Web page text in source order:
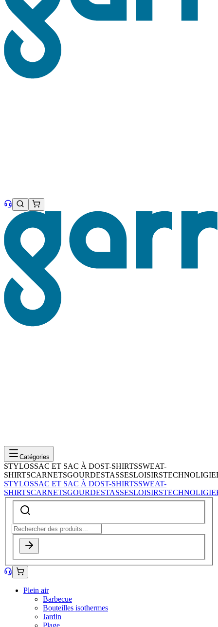
Catégories
STYLOSSAC ET SAC À DOST-SHIRTSSWEAT-
SHIRTSCARNETSGOURDESTASSESLOISIRSTECHNOLIGIE
STYLOSSAC ET SAC À DOST-SHIRTSSWEAT-
SHIRTSCARNETSGOURDESTASSESLOISIRSTECHNOLIGIE
Plein air
Barbecue
Bouteilles isothermes
Jardin
Plage